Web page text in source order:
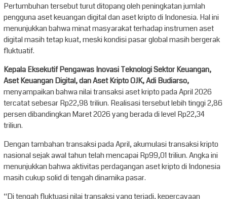
Pertumbuhan tersebut turut ditopang oleh peningkatan jumlah
pengguna aset keuangan digital dan aset kripto di Indonesia. Hal ini
menunjukkan bahwa minat masyarakat terhadap instrumen aset
digital masih tetap kuat, meski kondisi pasar global masih bergerak
fluktuatif.
Kepala Eksekutif Pengawas Inovasi Teknologi Sektor Keuangan,
Aset Keuangan Digital, dan Aset Kripto OJK, Adi Budiarso,
menyampaikan bahwa nilai transaksi aset kripto pada April 2026
tercatat sebesar Rp22,98 triliun. Realisasi tersebut lebih tinggi 2,86
persen dibandingkan Maret 2026 yang berada di level Rp22,34
triliun.
Dengan tambahan transaksi pada April, akumulasi transaksi kripto
nasional sejak awal tahun telah mencapai Rp99,01 triliun. Angka ini
menunjukkan bahwa aktivitas perdagangan aset kripto di Indonesia
masih cukup solid di tengah dinamika pasar.
“Di tengah fluktuasi nilai transaksi yang terjadi, kepercayaan